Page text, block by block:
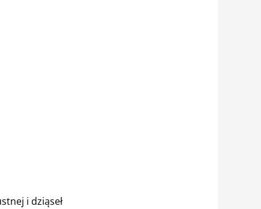
i dziąseł